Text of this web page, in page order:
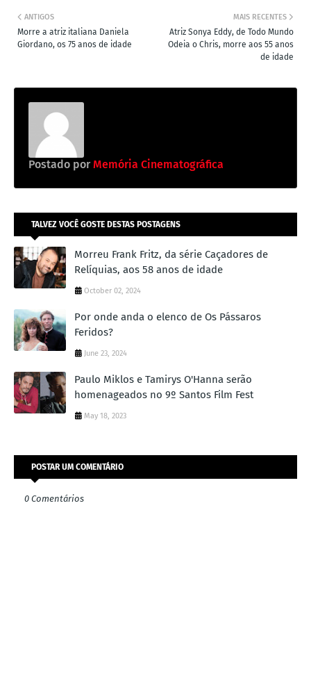
MAIS RECENTES
Atriz Sonya Eddy, de Todo Mundo
Odeia o Chris, morre aos 55 anos
de idade
ANTIGOS
Morre a atriz italiana Daniela
Giordano, os 75 anos de idade
Postado por Memória Cinematográfica
TALVEZ VOCÊ GOSTE DESTAS POSTAGENS
Morreu Frank Fritz, da série Caçadores de
Relíquias, aos 58 anos de idade
October 02, 2024
Por onde anda o elenco de Os Pássaros
Feridos?
June 23, 2024
Paulo Miklos e Tamirys O'Hanna serão
homenageados no 9º Santos Film Fest
May 18, 2023
POSTAR UM COMENTÁRIO
0 Comentários